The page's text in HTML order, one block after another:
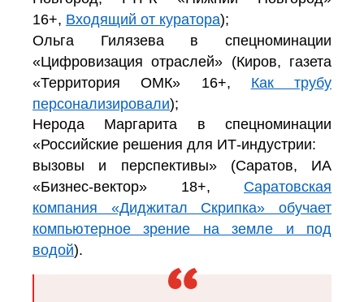
16+, Входящий от куратора);
Ольга Гилязева в спецноминации
«Цифровизация отраслей» (Киров, газета
«Территория ОМК» 16+, Как трубу
персонализировали);
Нерода Маргарита в спецноминации
«Российские решения для ИТ-индустрии:
вызовы и перспективы» (Саратов, ИА
«Бизнес-вектор» 18+, Саратовская
компания «Диджитал Скрипка» обучает
компьютерное зрение на земле и под
водой).